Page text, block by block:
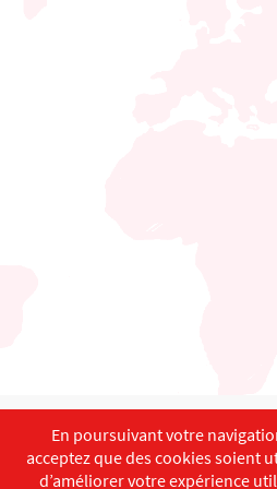
English Français
Copyright ©ISEC-AdW
En poursuivant votre
acceptez que des cookies soient
d’améliorer votre expérience